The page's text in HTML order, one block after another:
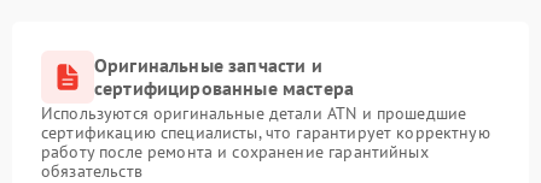
Оригинальные запчасти и
сертифицированные мастера
Используются оригинальные детали ATN и прошедшие
сертификацию специалисты, что гарантирует корректную
работу после ремонта и сохранение гарантийных
обязательств